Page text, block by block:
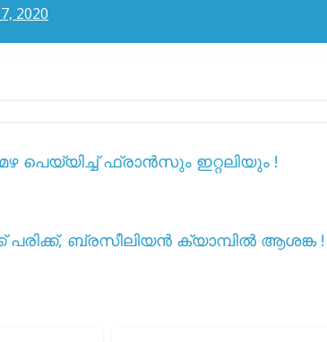
2020
ഫ്രാൻസും ഇറ്റലിയും !
പരിക്ക്, ബ്രസീലിയൻ ക്യാമ്പിൽ ആശങ്ക !